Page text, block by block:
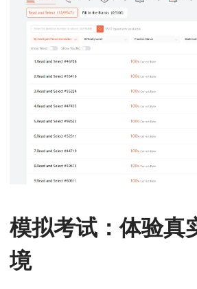
模拟考试：体验真
境